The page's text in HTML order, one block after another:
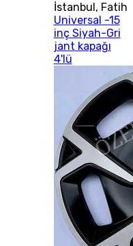
İstanbul , Fatih
Universal -15
inç Siyah-Gri
jant kapağı
4'lü